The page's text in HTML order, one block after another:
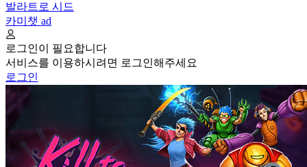
발라트로 시드
카미챗 ad
로그인이 필요합니다
서비스를 이용하시려면 로그인해주세요
로그인